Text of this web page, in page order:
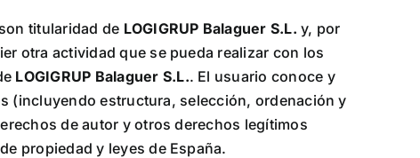
titularidad de LOGIGRUP Balaguer S.L. y, por
otra actividad que se pueda realizar con los
LOGIGRUP Balaguer S.L.. El usuario conoce y
(incluyendo estructura, selección, ordenación y
de autor y otros derechos legítimos
propiedad y leyes de España.